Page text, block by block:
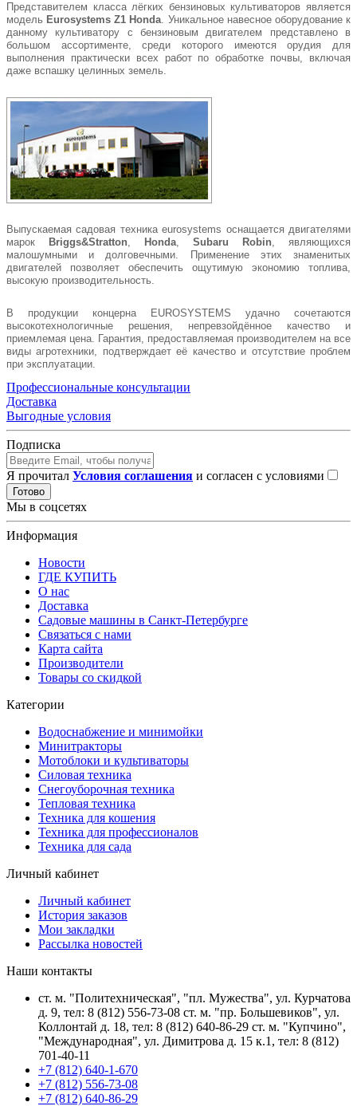
Представителем класса лёгких бензиновых культиваторов является
модель Eurosystems Z1 Honda. Уникальное навесное оборудование к
данному культиватору с бензиновым двигателем представлено в
большом ассортименте, среди которого имеются орудия для
выполнения практически всех работ по обработке почвы, включая
даже вспашку целинных земель.
Выпускаемая садовая техника eurosystems оснащается двигателями
марок
Briggs&Stratton, Honda, Subaru Robin, являющихся
малошумными и долговечными. Применение этих знаменитых
двигателей позволяет обеспечить ощутимую экономию топлива,
высокую производительность.
В продукции концерна EUROSYSTEMS удачно сочетаются
высокотехнологичные решения, непревзойдённое качество и
приемлемая цена. Гарантия, предоставляемая производителем на все
виды агротехники, подтверждает её качество и отсутствие проблем
при эксплуатации.
Профессиональные консультации
Доставка
Выгодные условия
Подписка
Я прочитал Условия соглашения и согласен с условиями
Готово
Мы в соцсетях
Информация
Новости
ГДЕ КУПИТЬ
О нас
Доставка
Садовые машины в Санкт-Петербурге
Связаться с нами
Карта сайта
Производители
Товары со скидкой
Категории
Водоснабжение и минимойки
Минитракторы
Мотоблоки и культиваторы
Силовая техника
Снегоуборочная техника
Тепловая техника
Техника для кошения
Техника для профессионалов
Техника для сада
Личный кабинет
Личный кабинет
История заказов
Мои закладки
Рассылка новостей
Наши контакты
ст. м. "Политехническая", "пл. Мужества", ул. Курчатова
д. 9, тел: 8 (812) 556-73-08 ст. м. "пр. Большевиков", ул.
Коллонтай д. 18, тел: 8 (812) 640-86-29 ст. м. "Купчино",
"Международная", ул. Димитрова д. 15 к.1, тел: 8 (812)
701-40-11
+7 (812) 640-1-670
+7 (812) 556-73-08
+7 (812) 640-86-29